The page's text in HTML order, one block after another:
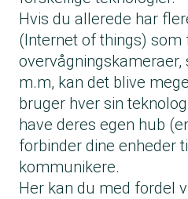
Hvis du allerede har
(Internet of things)
m.m, kan det blive
bruger hver sin
have deres egen hub
forbinder dine enheder
kommunikere.
Her kan du med fordel